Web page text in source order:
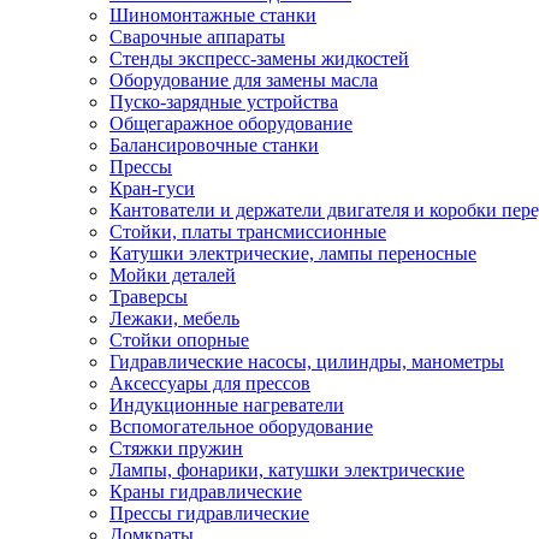
Шиномонтажные станки
Сварочные аппараты
Стенды экспресс-замены жидкостей
Оборудование для замены масла
Пуско-зарядные устройства
Общегаражное оборудование
Балансировочные станки
Прессы
Кран-гуси
Кантователи и держатели двигателя и коробки
Стойки, платы трансмиссионные
Катушки электрические, лампы переносные
Мойки деталей
Траверсы
Лежаки, мебель
Стойки опорные
Гидравлические насосы, цилиндры, манометры
Аксессуары для прессов
Индукционные нагреватели
Вспомогательное оборудование
Стяжки пружин
Лампы, фонарики, катушки электрические
Краны гидравлические
Прессы гидравлические
Домкраты